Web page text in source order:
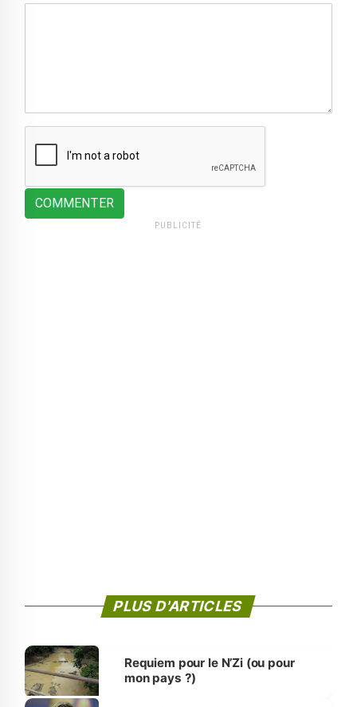
COMMENTER
PUBLICITÉ
PLUS D'ARTICLES
Requiem pour le N’Zi (ou pour
mon pays ?)